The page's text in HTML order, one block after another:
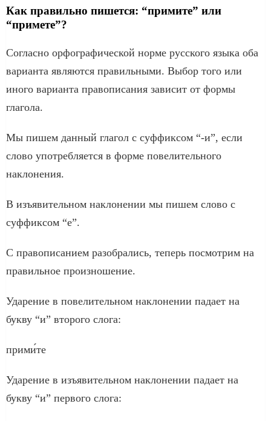
Как правильно пишется: “примите” или
“примете”?
Согласно орфографической норме русского языка оба
варианта являются правильными. Выбор того или
иного варианта правописания зависит от формы
глагола.
Мы пишем данный глагол с суффиксом “-и”, если
слово употребляется в форме повелительного
наклонения.
В изъявительном наклонении мы пишем слово с
суффиксом “е”.
С правописанием разобрались, теперь посмотрим на
правильное произношение.
Ударение в повелительном наклонении падает на
букву “и” второго слога:
прими́те
Ударение в изъявительном наклонении падает на
букву “и” первого слога: